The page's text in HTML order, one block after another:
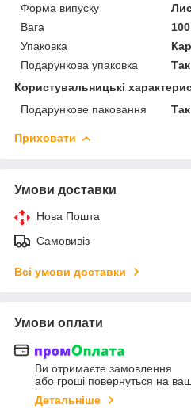
Форма випуску
Вага
Упаковка
Подарункова упаковка
Так
Користувальницькі
Подарункове паковання
Так
Приховати
Умови доставки
Нова Пошта
Самовивіз
Всі умови доставки
Умови оплати
Ви отримаєте замовлення
або гроші повернуться на
Детальніше